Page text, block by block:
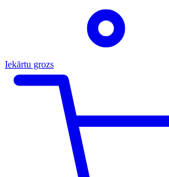
Iekārtu grozs